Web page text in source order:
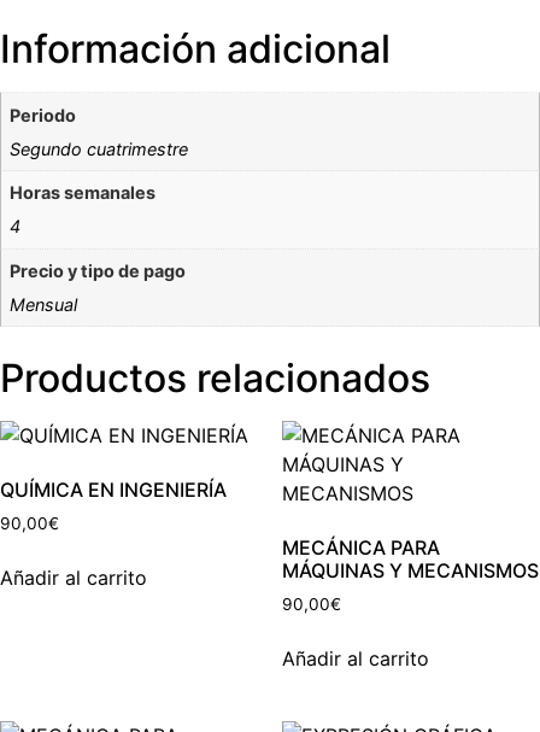
Información adicional
Periodo
Segundo cuatrimestre
Horas semanales
4
Precio y tipo de pago
Mensual
Productos relacionados
QUÍMICA EN INGENIERÍA
90,00€
Añadir al carrito
MECÁNICA PARA
MÁQUINAS Y MECANISMOS
90,00€
Añadir al carrito